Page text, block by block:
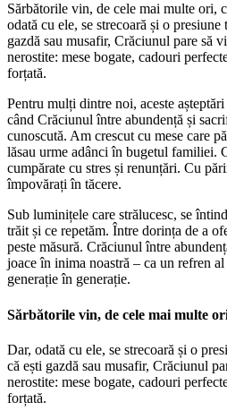
Sărbătorile vin, de cele mai multe ori,
odată cu ele, se strecoară și o
gazdă sau musafir, Crăciunul pare să
nerostite: mese bogate, cadouri
forțată.
Pentru mulți dintre noi, aceste
când Crăciunul între abundență și
cunoscută. Am crescut cu mese care
lăsau urme adânci în bugetul familiei.
cumpărate cu stres și renunțări. Cu
împovărați în tăcere.
Sub luminițele care strălucesc, se
trăit și ce repetăm. Între dorința de a
peste măsură. Crăciunul între
joace în inima noastră – ca un refren
generație în generație.
Sărbătorile vin, de cele mai multe
Dar, odată cu ele, se strecoară și o
că ești gazdă sau musafir, Crăciunul
nerostite: mese bogate, cadouri
forțată.